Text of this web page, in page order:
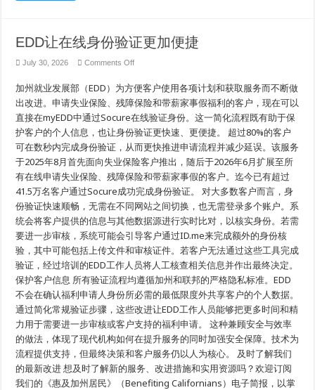
EDD让在线身份验证更加便捷
July 30, 2026 Comments Offon
在
线
份
验
证
更
加
便
加州就业发展部（EDD）为方便客户使用各项计划和获取服务而不断做
出改进。申请失业保险、残障保险和带薪家事假福利的客户，现在可以
直接在myEDD中通过Socure在线验证身份。这一简化流程既有助于保
护客户的个人信息，也让身份验证更快速、更便捷。 超过80%的客户
可在数秒内完成身份验证，从而更快推进申请流程并减少延误。该服务
于2025年8月首先面向失业保险客户推出，随后于2026年6月扩展至所
有在线申请失业保险、残障保险和带薪家事假的客户。迄今已有超过
41.5万名客户通过Socure成功完成身份验证。 对大多数客户而言，身
份验证快速顺畅，无需在不同网站之间切换，也无需登录多个账户。系
统会将客户提供的信息与其他数据源进行实时比对，以核实身份。若需
要进一步审核，系统可能会引导客户通过ID.me来完成额外的身份核
验，其中可能包括上传文件和审核证件。若客户无法通过这些工具完成
验证，经过培训的EDD工作人员将人工核查相关信息并作出最终决定。
保护客户信息 所有验证流程均遵循加州和联邦的严格隐私标准。EDD
不会在确认福利申请人身份所必需的最低限度外共享客户的个人数据。
通过简化常规验证步骤，这些改进让EDD工作人员能够把更多时间和精
力用于需要进一步审核或客户支持的福利申请。 这种兼顾安全与效率
的做法，体现了现代机构如何在提升服务的同时加强安全保障。技术为
流程提供支持，但最终决策和客户服务仍以人为核心。 及时了解我们
的最新改进 想及时了解新的服务、改进措施和实用资源吗？欢迎订阅
我们的《惠及加州居民》（Benefiting Californians）电子简报，以掌